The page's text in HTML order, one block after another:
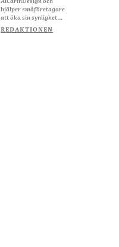
hjälper småföretagare
att öka sin synlighet...
REDAKTIONEN